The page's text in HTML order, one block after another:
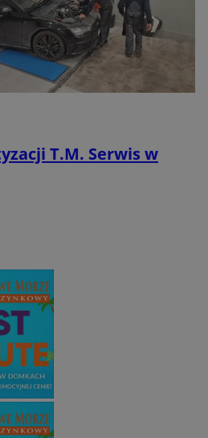
T.M. Serwis w